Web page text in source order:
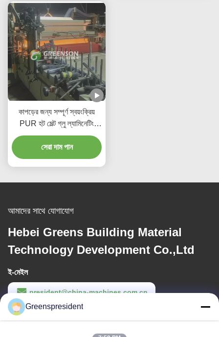
কাপড়ের জন্য সম্পূর্ণ স্বয়ংক্রিয়
PUR হট মেল্ট গ্লু ল্যামিনেটিং
মেশিন, ৫-১৭ মি/মিনিট উৎপাদন গতি
সহ
সেরা দাম পান
আমাদের সাথে যোগাযোগ
Hebei Greens Building Material
Technology Development Co.,Ltd
ই-মেইল
president@china-machines.com.cn
কাজের সময়
Greenspresident